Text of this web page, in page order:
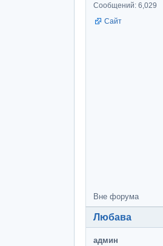
Сообщений: 6,029
Сайт
Вне форума
Любава
админ